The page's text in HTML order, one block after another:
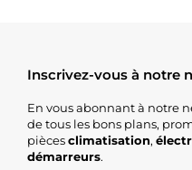
Inscrivez-vous à notre
En vous abonnant à notre
de tous les bons plans,
piècesclimatisation,
démarreurs.